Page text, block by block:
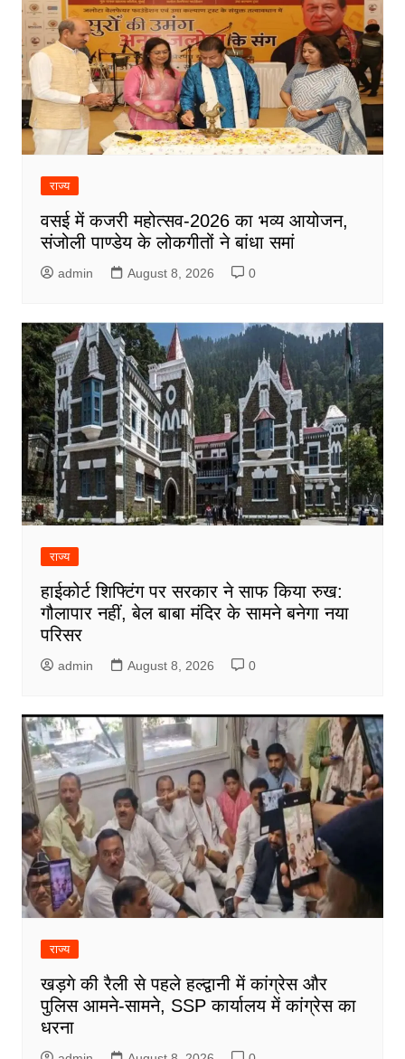
राज्य
वसई में कजरी महोत्सव-2026 का भव्य आयोजन,
संजोली पाण्डेय के लोकगीतों ने बांधा समां
admin August 8, 2026 0
राज्य
हाईकोर्ट शिफ्टिंग पर सरकार ने साफ किया रुख:
गौलापार नहीं, बेल बाबा मंदिर के सामने बनेगा नया
परिसर
admin August 8, 2026 0
राज्य
खड़गे की रैली से पहले हल्द्वानी में कांग्रेस और
पुलिस आमने-सामने, SSP कार्यालय में कांग्रेस का
धरना